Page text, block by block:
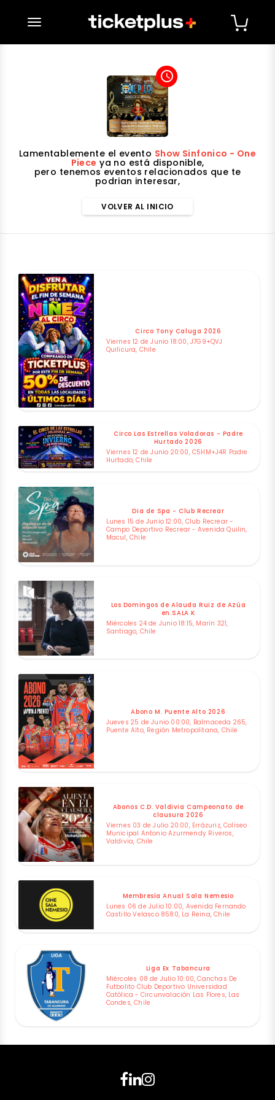
desplegar navegación
access_time
Lamentablemente el evento Show Sinfonico - One
Piece ya no está disponible,
pero tenemos eventos relacionados que te
podrian interesar,
VOLVER AL INICIO
Circo Tony Caluga 2026
Viernes 12 de Junio 18:00, J7G9+QVJ
Quilicura, Chile
Circo Las Estrellas Voladoras - Padre
Hurtado 2026
Viernes 12 de Junio 20:00, C5HM+J4R Padre
Hurtado, Chile
Dia de Spa - Club Recrear
Lunes 15 de Junio 12:00, Club Recrear -
Campo Deportivo Recrear - Avenida Quilin,
Macul, Chile
Los Domingos de Alauda Ruiz de Azúa
en SALA K
Miércoles 24 de Junio 18:15, Marín 321,
Santiago, Chile
Abono M. Puente Alto 2026
Jueves 25 de Junio 00:00, Balmaceda 265,
Puente Alto, Región Metropolitana, Chile
Abonos C.D. Valdivia Campeonato de
clausura 2026
Viernes 03 de Julio 20:00, Errázuriz, Coliseo
Municipal Antonio Azurmendy Riveros,
Valdivia, Chile
Membresía Anual Sala Nemesio
Lunes 06 de Julio 10:00, Avenida Fernando
Castillo Velasco 8580, La Reina, Chile
Liga Ex Tabancura
Miércoles 08 de Julio 10:00, Canchas De
Futbolito Club Deportivo Universidad
Católica - Circunvalación Las Flores, Las
Condes, Chile